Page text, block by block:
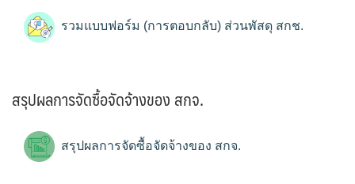
รวมแบบฟอร์ม (การตอบกลับ) ส่วนพัสดุ สกช.
สรุปผลการจัดซื้อจัดจ้างของ สกจ.
สรุปผลการจัดซื้อจัดจ้างของ สกจ.